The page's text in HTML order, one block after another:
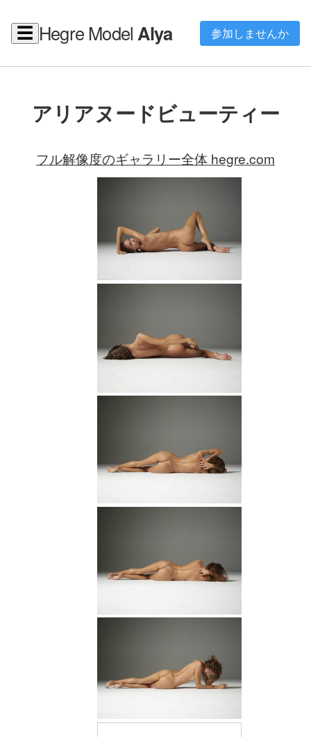
☰ Hegre Model Alya 参加しませんか
アリアヌードビューティー
フル解像度のギャラリー全体 hegre.com